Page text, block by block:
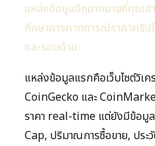
แหล่งข้อมูลอีกมากมายที่คุณสา
ศึกษาการคาดการณ์ราคาคริป
และรอบด้าน
แหล่งข้อมูลแรกคือเว็บไซต์วิเค
CoinGecko และ
ราคา real-time แต่ยังมีข้อมู
Cap, ปริมาณการซื้อขาย, ประ